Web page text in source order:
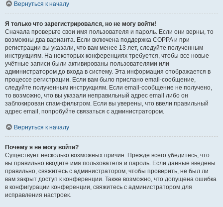
Вернуться к началу
Я только что зарегистрировался, но не могу войти!
Сначала проверьте свои имя пользователя и пароль. Если они верны, то
возможны два варианта. Если включена поддержка COPPA и при
регистрации вы указали, что вам менее 13 лет, следуйте полученным
инструкциям. На некоторых конференциях требуется, чтобы все новые
учётные записи были активированы пользователями или
администратором до входа в систему. Эта информация отображается в
процессе регистрации. Если вам было прислано email-сообщение,
следуйте полученным инструкциям. Если email-сообщение не получено,
то возможно, что вы указали неправильный адрес email либо он
заблокирован спам-фильтром. Если вы уверены, что ввели правильный
адрес email, попробуйте связаться с администратором.
Вернуться к началу
Почему я не могу войти?
Существует несколько возможных причин. Прежде всего убедитесь, что
вы правильно вводите имя пользователя и пароль. Если данные введены
правильно, свяжитесь с администратором, чтобы проверить, не был ли
вам закрыт доступ к конференции. Также возможно, что допущена ошибка
в конфигурации конференции, свяжитесь с администратором для
исправления настроек.